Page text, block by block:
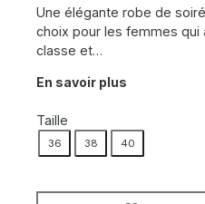
Une élégante robe de
choix pour les femmes qui
classe et…
En savoir plus
Taille
36 38 40